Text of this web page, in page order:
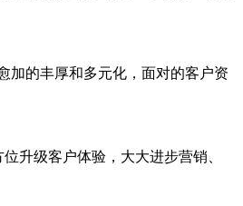
加的丰厚和多元化，面对的客户资
升级客户体验，大大进步营销、